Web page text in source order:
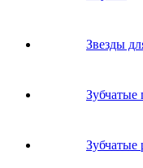
Звeзды
Зубчатые
Зубчатые